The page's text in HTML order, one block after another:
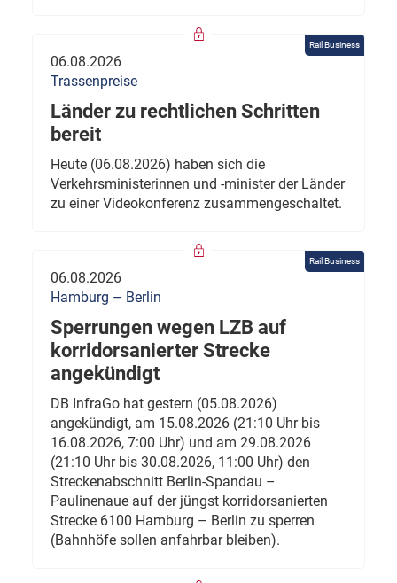
Rail Business
06.08.2026
Trassenpreise
Länder zu rechtlichen Schritten
bereit
Heute (06.08.2026) haben sich die
Verkehrsministerinnen und -minister der Länder
zu einer Videokonferenz zusammengeschaltet.
Rail Business
06.08.2026
Hamburg – Berlin
Sperrungen wegen LZB auf
korridorsanierter Strecke
angekündigt
DB InfraGo hat gestern (05.08.2026)
angekündigt, am 15.08.2026 (21:10 Uhr bis
16.08.2026, 7:00 Uhr) und am 29.08.2026
(21:10 Uhr bis 30.08.2026, 11:00 Uhr) den
Streckenabschnitt Berlin-Spandau –
Paulinenaue auf der jüngst korridorsanierten
Strecke 6100 Hamburg – Berlin zu sperren
(Bahnhöfe sollen anfahrbar bleiben).